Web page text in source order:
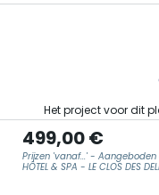
499,00 €
Prijzen 'vanaf...' - Aangeboden
HÔTEL & SPA - LE CLOS DES
Het project voor dit
toeristisch, sportief,
Grand Est te
kader van de respons